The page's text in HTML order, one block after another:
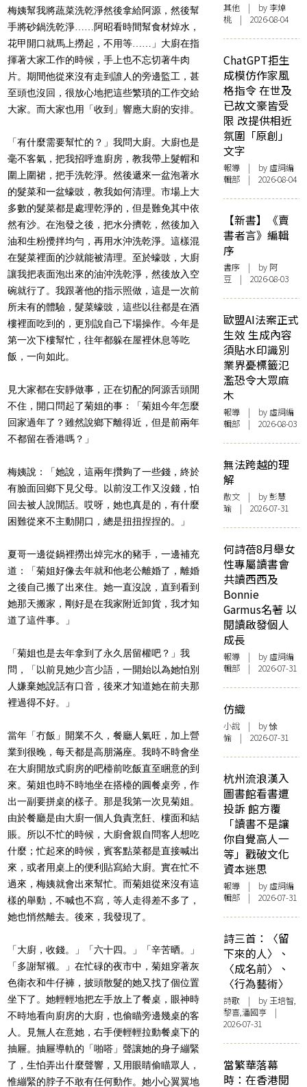
梅姨幫我將蔬菜洗乾淨然後拿給阿源，然後幫
手將砂鍋洗乾淨……阿昭看時間幫食材焯水，
花甲開口就馬上撈起，不用等……」大廚在指
揮著大家工作的時候，手上也不忘切著牛肉
片。期間他從來沒有走到誰人的旁邊監工，甚
至頭也沒回，很放心地把這些繁瑣的工作交給
大家。而大家也用「收到」響應大廚的安排。
「有什麼需要幫忙的？」我問大廚。大廚也是
毫不客氣，把我招呼進廚房，教我帶上髮帽和
圍上圍裙，把手洗乾淨。然後遞來一盆泡著水
的髮菜和一盆蠔豉，教我如何清理。市場上大
多數的髮菜都是處理乾淨的，但是難免其中依
然有沙。在泡發之後，把水分擠乾，然後加入
油和生粉攪拌均勻，再用水沖洗乾淨。這樣混
在髮菜裡面的沙就能被清理。至於蠔豉，大廚
讓我把表面泡出來的油沖洗乾淨，然後放入空
碗就行了。我跟著他的指示照做，這是一次前
所未有的體驗，髮菜蠔豉，這些以往都是在酒
樓裡面吃到的，更別說自己下場操作。今年是
第一次下樓幫忙，往年都躲在屋裡休息等吃
飯，一向如此。
見大家都在安靜做事，正在切配的阿源舌頭閒
不住，開口問起了菊姐的事：「菊姐今年怎麼
回家過年了？雖然說鄉下離得近，但是前兩年
不都留在香港嗎？」
梅姨說：「她說，這兩年攢夠了一些錢，終於
有臉面回鄉下見父母。以前沒工作又沒錢，怕
回去被人說閒話。哎呀，她也真是的，有什麼
困難從來不主動開口，總是扭扭捏捏的。」
夏哥一邊從鍋裡撈出焯完水的豬手，一邊補充
道：「菊姐好像去年就和他老公離婚了，離婚
之後自己搬了出來住。她一直沒說，直到看到
她那天搬家，剛好是在我家附近卸貨，我才知
道了這件事。」
「菊姐也是去年拿到了永久居留權吧？」我
問，「以前見她少言少語，一開始以為她怕別
人嫌棄她說話有口音，後來才知道她在前夫那
裡過得不好。」
當年「冇飯」開業不久，餐廳人氣旺，加上營
業到很晚，每天都是高朋滿座。我時不時會坐
在大廚開放式廚房的吧檯前吃飯直至睏意的到
來。菊姐也時不時地坐在搭檯的圓餐桌旁，作
出一副要拼桌的樣子。那是我第一次見菊姐。
由於餐廳是由大廚一個人負責烹飪、樓面和結
賬。所以不忙的時候，大廚會親自問客人想吃
什麼；忙起來的時候，賓客點菜都是直接喊出
來，或者用桌上的便利貼寫給大廚。實在忙不
過來，梅姨就會出來幫忙。而菊姐從來沒有這
樣的舉動，不喊也不寫，等人走得差不多了，
她也悄然離去。後來，我發現了。
「大廚，收錢。」「六十四。」「辛苦晒。」
「多謝幫襯。」在忙碌的夜市中，菊姐穿著灰
色衛衣和牛仔褲，披頭散髮的她又找了個位置
坐下了。她輕輕地把左手放上了餐桌，眼神時
不時地看向廚房的大廚，也偷瞄旁邊幾桌的客
人。見無人在意她，右手便輕輕拉動餐桌下的
抽屜。抽屜導軌的「啪嗒」聲讓她的身子繃緊
了，生怕弄出什麼聲響，又用眼睛偷瞄眾人，
惟繃緊的脖子不敢有任何動作。她小心翼翼地
其他 | by 李焯
桃 | 2026-08-04
ChatGPT拒生
成模仿作家風
格指令 在世及
已故文豪皆受
限 改提供相近
氛圍「原創」
文字
報導 | by 虛詞編
輯部 | 2026-08-04
【新書】《賣
書者言》編輯
序
書序 | by 阿
豆 | 2026-08-03
歐盟AI法案正式
生效 生成內容
須貼水印識別
業界憂標籤氾
濫恐令大眾麻
木
報導 | by 虛詞編
輯部 | 2026-08-03
無法跨越的理
解
散文 | by 彭慧
瑜 | 2026-07-31
何詩蓓8月舉女
性專屬讀書會
共讀西西及
Bonnie
Garmus名著 以
閱讀啟發個人
成長
報導 | by 虛詞編
輯部 | 2026-07-31
仿織
小說 | by 悇
愉 | 2026-07-31
杭州流浪漢入
圖書館看書遭
投訴 館方覆
「讀書不是讓
你自覺高人一
等」戳破文化
資本迷思
報導 | by 虛詞編
輯部 | 2026-07-31
詩三首：〈留
下來的人〉、
〈成名前〉、
〈行為藝術〉
詩歌 | by 王培智,
黎喜,潘國亨 |
2026-07-31
當繁華落幕
時：在香港閱